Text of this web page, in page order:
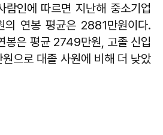
람인에 따르면 지난해 중소기업
의 연봉 평균은 2881만원이다.
봉은 평균 2749만원, 고졸 신입
으로 대졸 사원에 비해 더 낮았